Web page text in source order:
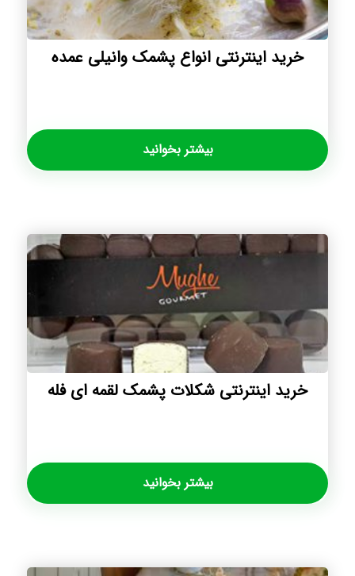
خرید اینترنتی انواع پشمک وانیلی عمده
بیشتر بخوانید
خرید اینترنتی شکلات پشمک لقمه ای فله
بیشتر بخوانید